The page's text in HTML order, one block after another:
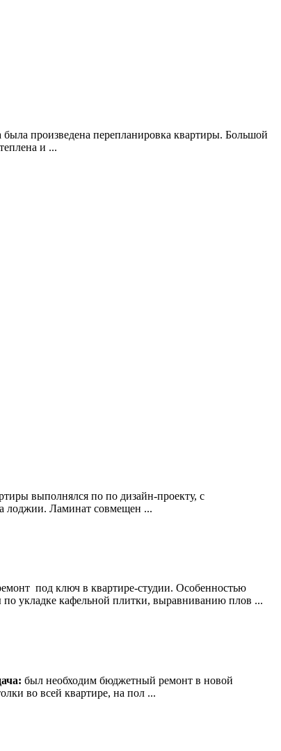
произведена перепланировка квартиры. Большой
и ...
выполнялся по по дизайн-проекту, с
лоджии. Ламинат совмещен ...
под ключ в квартире-студии. Особенностью
по укладке кафельной плитки, выравниванию плов ...
был необходим бюджетный ремонт в новой
во всей квартире, на пол ...